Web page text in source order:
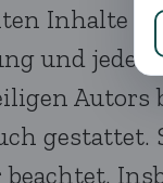
Inhalte
und jede